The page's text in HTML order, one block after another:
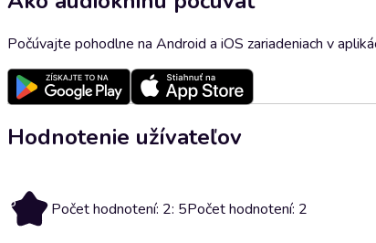
Počúvajte pohodlne na Android a iOS zariadeniach v
Hodnotenie užívateľov
5 Počet hodnotení: 2: 5Počet hodnotení: 2